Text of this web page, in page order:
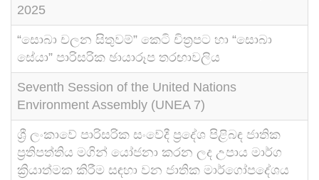
2025
“සොබා චලන සිතුවම්” කෙටි චිත්‍රපට හා “සොබා
සේයා” පාරිසරික ඡායාරූප තරඟාවලිය
Seventh Session of the United Nations
Environment Assembly (UNEA 7)
ශ්‍රී ලංකාවේ පාරිසරික සංවේදී ප්‍රදේශ පිළිබඳ ජාතික
ප්‍රතිපත්තිය මගින් යෝජනා කරන ලද උපාය මාර්ග
ක්‍රියාත්මක කිරීම සඳහා වන ජාතික මාර්ගෝපදේශය